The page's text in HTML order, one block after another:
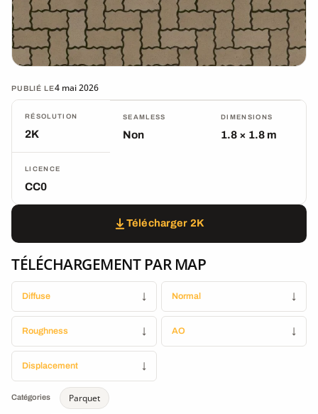
PUBLIÉ LE4 mai 2026
RÉSOLUTION
2K
SEAMLESS
Non
DIMENSIONS
1.8 × 1.8 m
LICENCE
CC0
Télécharger 2K
TÉLÉCHARGEMENT PAR MAP
Diffuse ↓ Normal ↓
Roughness ↓ AO ↓
Displacement ↓
Catégories Parquet